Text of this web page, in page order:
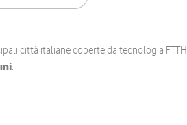
città italiane coperte da tecnologia FTTH
.